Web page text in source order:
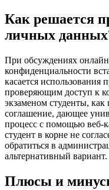
Как решается
личных
При обсуждениях
конфиденциальности
касается использования
проверяющим доступ к
экзаменом студенты,
соглашение, дающее
процесс с помощью веб-
студент в корне не
обратиться в
альтернативный вариант.
Плюсы и